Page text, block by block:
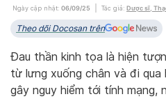
Ngày cập nhật: 06/09/25 Tác giả: Dược sĩ,
Theo dõi Docosan trên
Đau thần kinh tọa là hiện
từ lưng xuống chân và đi qua
gây nguy hiểm tới tính mạng,